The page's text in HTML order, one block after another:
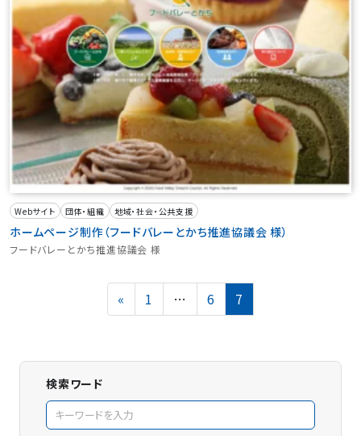
Webサイト 団体・組織 地域・社会・公共支援
ホームページ制作（フードバレーとかち推進協議会 様）
フードバレーとかち推進協議会 様
投
稿
ー
り
« Page
1 … Page
6 Page
7
検索ワード